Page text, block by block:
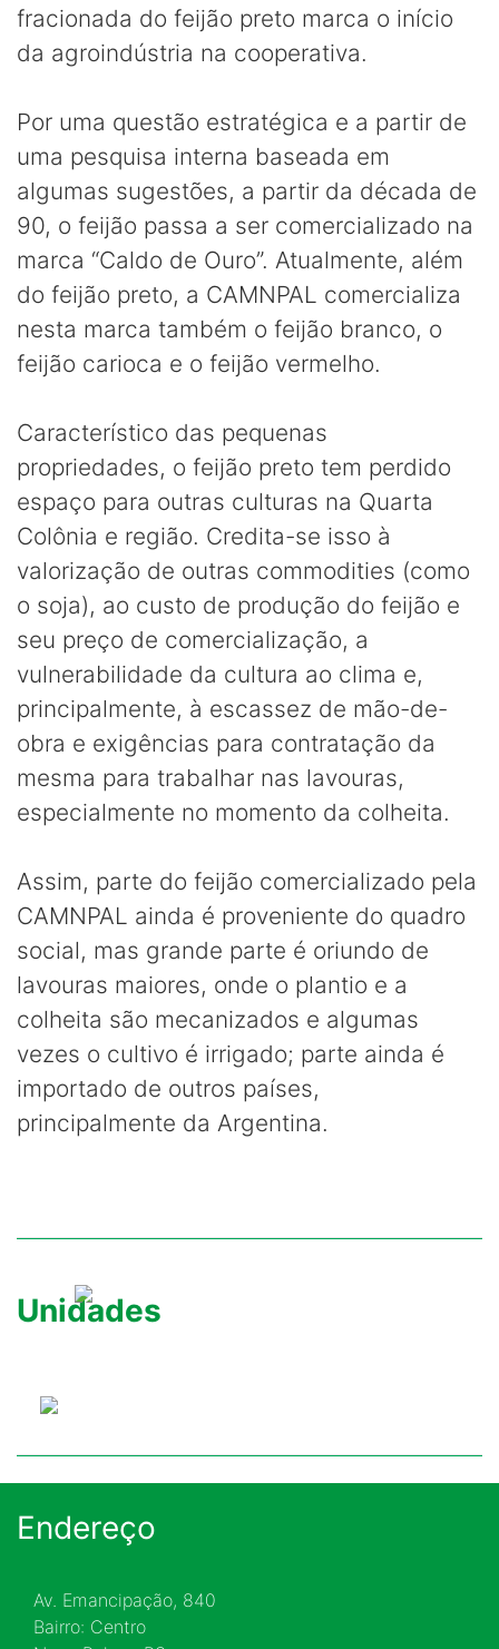
fracionada do feijão preto marca o início
da agroindústria na cooperativa.
Por uma questão estratégica e a partir de
uma pesquisa interna baseada em
algumas sugestões, a partir da década de
90, o feijão passa a ser comercializado na
marca “Caldo de Ouro”. Atualmente, além
do feijão preto, a CAMNPAL comercializa
nesta marca também o feijão branco, o
feijão carioca e o feijão vermelho.
Característico das pequenas
propriedades, o feijão preto tem perdido
espaço para outras culturas na Quarta
Colônia e região. Credita-se isso à
valorização de outras commodities (como
o soja), ao custo de produção do feijão e
seu preço de comercialização, a
vulnerabilidade da cultura ao clima e,
principalmente, à escassez de mão-de-
obra e exigências para contratação da
mesma para trabalhar nas lavouras,
especialmente no momento da colheita.
Assim, parte do feijão comercializado pela
CAMNPAL ainda é proveniente do quadro
social, mas grande parte é oriundo de
lavouras maiores, onde o plantio e a
colheita são mecanizados e algumas
vezes o cultivo é irrigado; parte ainda é
importado de outros países,
principalmente da Argentina.
Unidades
Endereço
Av. Emancipação, 840
Bairro: Centro